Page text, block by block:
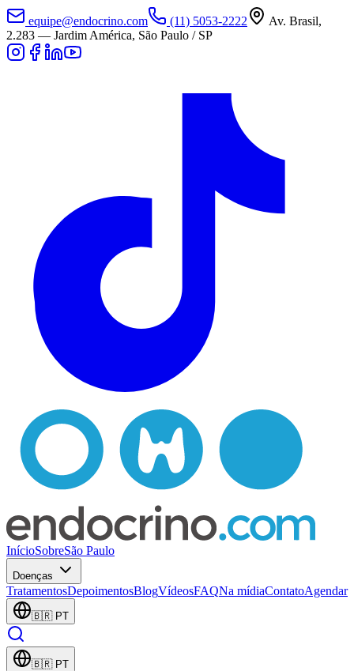
equipe@endocrino.com (11) 5053-2222
Av. Brasil,
2.283 — Jardim América, São Paulo / SP
InícioSobreSão Paulo
Doenças
TratamentosDepoimentosBlogVídeosFAQNa mídiaContatoAgendar
🇧🇷 PT
🇧🇷 PT